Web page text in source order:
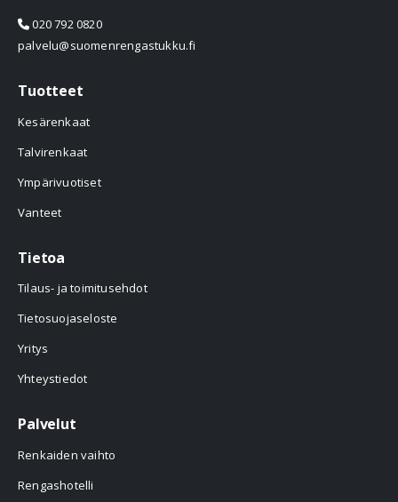
020 792 0820
palvelu@suomenrengastukku.fi
Tuotteet
Kesärenkaat
Talvirenkaat
Ympärivuotiset
Vanteet
Tietoa
Tilaus- ja toimitusehdot
Tietosuojaseloste
Yritys
Yhteystiedot
Palvelut
Renkaiden vaihto
Rengashotelli